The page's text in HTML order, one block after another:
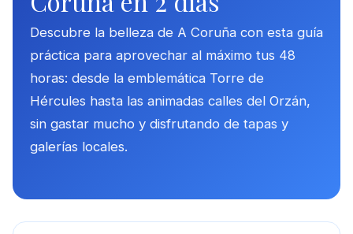
Descubre la belleza de A Coruña con esta guía
práctica para aprovechar al máximo tus 48
horas: desde la emblemática Torre de
Hércules hasta las animadas calles del Orzán,
sin gastar mucho y disfrutando de tapas y
galerías locales.